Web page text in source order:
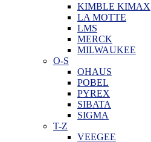
KIMBLE KIMAX
LA MOTTE
LMS
MERCK
MILWAUKEE
O-S
OHAUS
POBEL
PYREX
SIBATA
SIGMA
T-Z
VEEGEE